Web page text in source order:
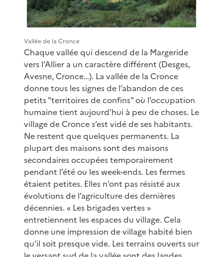
Vallée de la Cronce
Chaque vallée qui descend de la Margeride
vers l’Allier a un caractère différent (Desges,
Avesne, Cronce…). La vallée de la Cronce
donne tous les signes de l’abandon de ces
petits "territoires de confins" où l’occupation
humaine tient aujourd’hui à peu de choses. Le
village de Cronce s’est vidé de ses habitants.
Ne restent que quelques permanents. La
plupart des maisons sont des maisons
secondaires occupées temporairement
pendant l’été ou les week-ends. Les fermes
étaient petites. Elles n’ont pas résisté aux
évolutions de l’agriculture des dernières
décennies. « Les brigades vertes »
entretiennent les espaces du village. Cela
donne une impression de village habité bien
qu’il soit presque vide. Les terrains ouverts sur